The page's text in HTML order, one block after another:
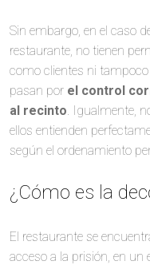
Sin embargo, en el caso
restaurante, no tienen
como clientes ni tampoco
pasan por el control
al recinto . Igualmente,
ellos entienden
según el ordenamiento
¿Cómo es la
El restaurante se
acceso a la prisión, en